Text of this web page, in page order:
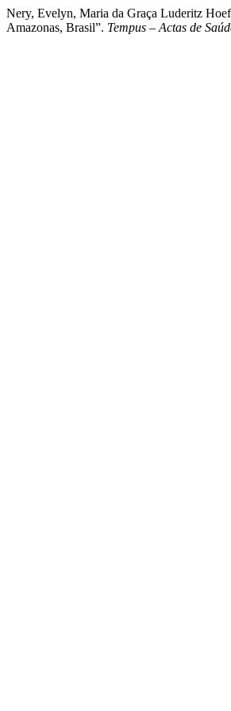
Nery, Evelyn, Maria da Graça Luderitz
Amazonas, Brasil”. Tempus – Actas de